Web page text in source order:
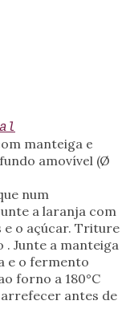
manteiga e
amovível (Ø
num
a laranja com
e o açúcar. Triture
Junte a manteiga
e o fermento
forno a 180°C
antes de